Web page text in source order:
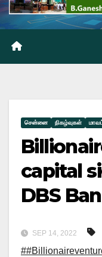
சென்னை நிகழ்வுகள்
capital
DBS
SEP 14, 2022